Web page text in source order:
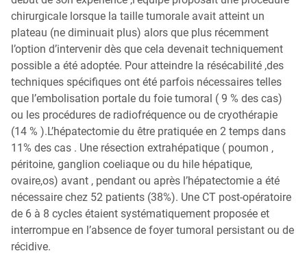
chirurgicale lorsque la taille tumorale avait atteint un
plateau (ne diminuait plus) alors que plus récemment
l’option d’intervenir dès que cela devenait techniquement
possible a été adoptée. Pour atteindre la résécabilité ,des
techniques spécifiques ont été parfois nécessaires telles
que l’embolisation portale du foie tumoral ( 9 % des cas)
ou les procédures de radiofréquence ou de cryothérapie
(14 % ).L’hépatectomie du être pratiquée en 2 temps dans
11% des cas . Une résection extrahépatique ( poumon ,
péritoine, ganglion coeliaque ou du hile hépatique,
ovaire,os) avant , pendant ou après l’hépatectomie a été
nécessaire chez 52 patients (38%). Une CT post-opératoire
de 6 à 8 cycles étaient systématiquement proposée et
interrompue en l’absence de foyer tumoral persistant ou de
récidive.